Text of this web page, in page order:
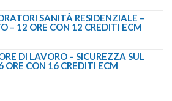
SANITÀ RESIDENZIALE –
– 12 ORE CON 12 CREDITI ECM
DI LAVORO – SICUREZZA SUL
ORE CON 16 CREDITI ECM